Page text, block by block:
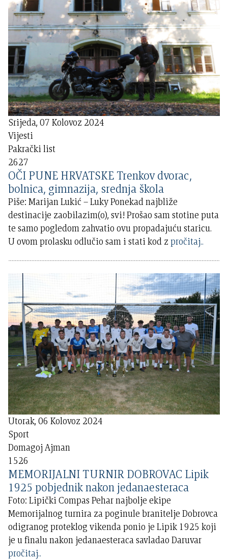
Srijeda, 07 Kolovoz 2024
Vijesti
Pakrački list
2627
OČI PUNE HRVATSKE Trenkov dvorac,
bolnica, gimnazija, srednja škola
Piše: Marijan Lukić – Luky Ponekad najbliže
destinacije zaobilazim(o), svi! Prošao sam stotine puta
te samo pogledom zahvatio ovu propadajuću staricu.
U ovom prolasku odlučio sam i stati kod zpročitaj..
Utorak, 06 Kolovoz 2024
Sport
Domagoj Ajman
1526
MEMORIJALNI TURNIR DOBROVAC Lipik
1925 pobjednik nakon jedanaesteraca
Foto: Lipički Compas Pehar najbolje ekipe
Memorijalnog turnira za poginule branitelje Dobrovca
odigranog proteklog vikenda ponio je Lipik 1925 koji
je u finalu nakon jedanaesteraca savladao Daruvar
pročitaj..